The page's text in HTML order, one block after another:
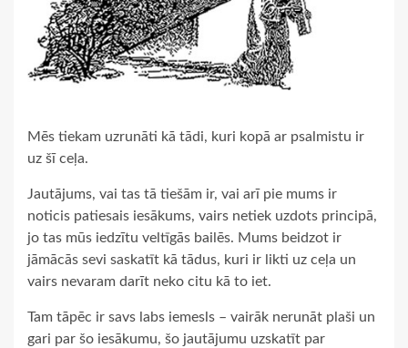
Mēs tiekam uzrunāti kā tādi, kuri kopā ar psalmistu ir
uz šī ceļa.
Jautājums, vai tas tā tiešām ir, vai arī pie mums ir
noticis patiesais iesākums, vairs netiek uzdots principā,
jo tas mūs iedzītu veltīgās bailēs. Mums beidzot ir
jāmācās sevi saskatīt kā tādus, kuri ir likti uz ceļa un
vairs nevaram darīt neko citu kā to iet.
Tam tāpēc ir savs labs iemesls – vairāk nerunāt plaši un
gari par šo iesākumu, šo jautājumu uzskatīt par